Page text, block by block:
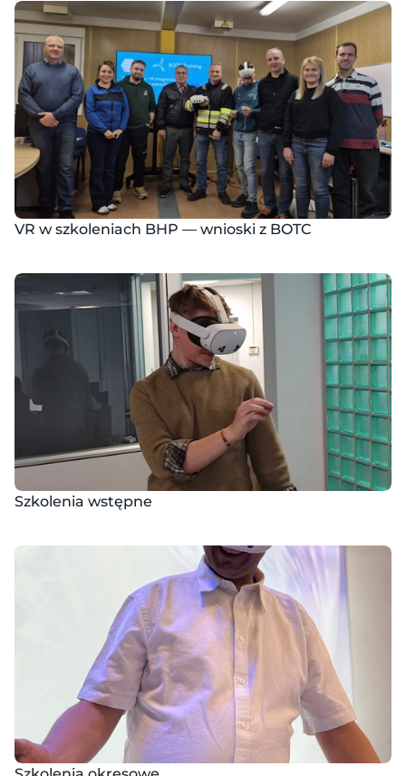
VR w szkoleniach BHP — wnioski z BOTC
Szkolenia wstępne